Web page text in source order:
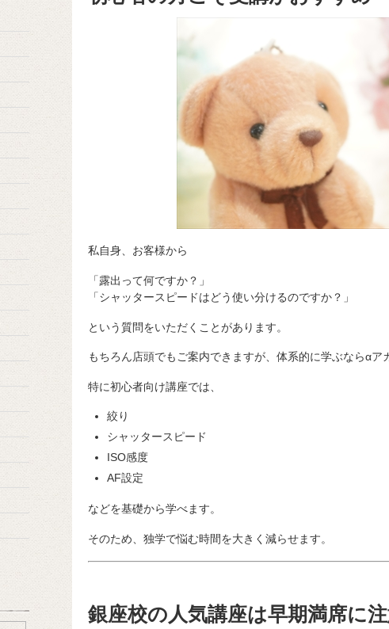
私自身、お客様から
「露出って何ですか？」
「シャッタースピードはどう使い分けるのですか？」
という質問をいただくことがあります。
もちろん店頭でもご案内できますが、体系的に学ぶならα
特に初心者向け講座では、
絞り
シャッタースピード
ISO感度
AF設定
などを基礎から学べます。
そのため、独学で悩む時間を大きく減らせます。
銀座校の人気講座は早期満席に